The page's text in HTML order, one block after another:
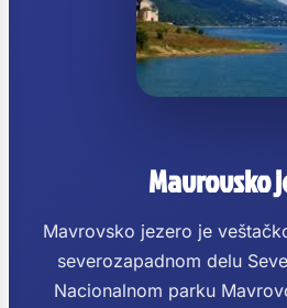
Mavrovsko
Mavrovsko jezero je
severozapadnom delu
Nacionalnom parku